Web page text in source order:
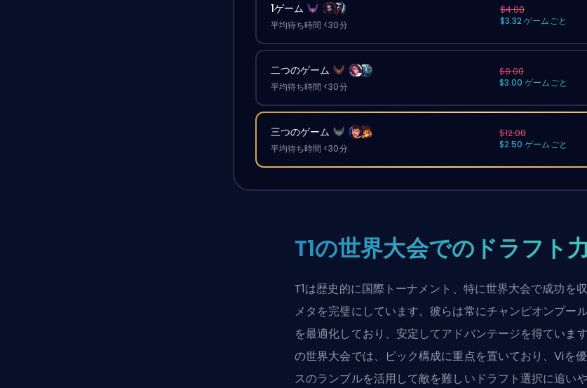
1ゲーム
平均待ち時間 <30分
$4.00
$3.32 ゲームごと
二つのゲーム
平均待ち時間 <30分
$8.00
$3.00 ゲームごと
三つのゲーム
平均待ち時間 <30分
$12.00
$2.50 ゲームごと
T1の世界大会でのドラフト力
T1は歴史的に国際トーナメント、特に世界大会で成功を収
メタを完璧にしています。彼らは常にチャンピオンプー
を最適化しており、安定してアドバンテージを得ていま
の世界大会では、ピック構成に重点を置いており、Viを
スのランブルを活用して敵を難しいドラフト選択に追いや